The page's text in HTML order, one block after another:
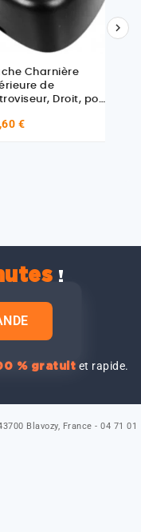
Charnière
de
Droit, pour
€

!
% gratuit et rapide.
Blavozy, France - 04 71 01